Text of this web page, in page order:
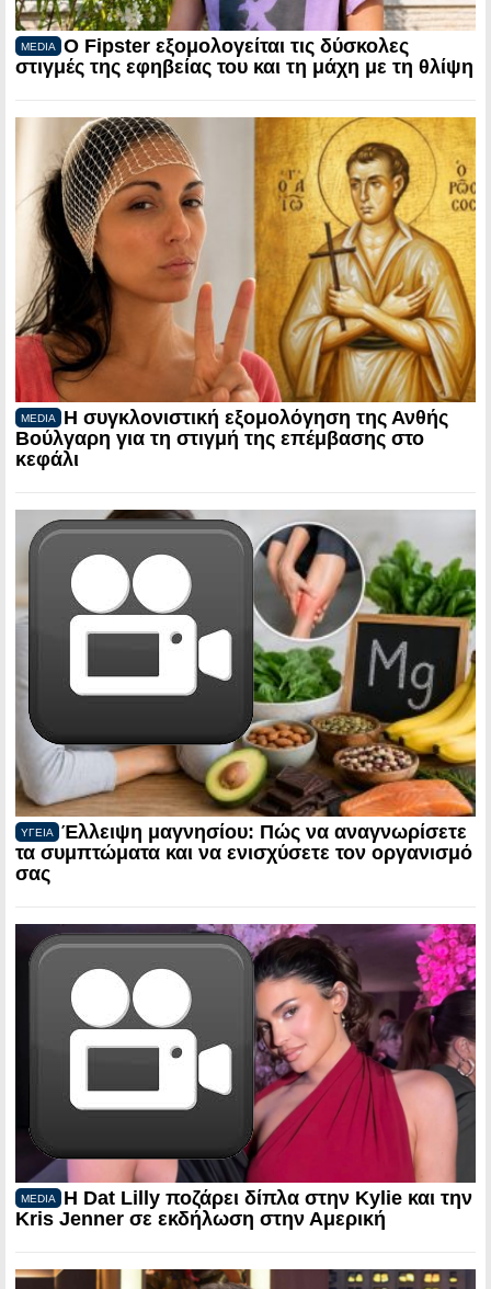
MEDIA
Ο Fipster εξομολογείται τις δύσκολες
στιγμές της εφηβείας του και τη μάχη με τη θλίψη
MEDIA
Η συγκλονιστική εξομολόγηση της Ανθής
Βούλγαρη για τη στιγμή της επέμβασης στο
κεφάλι
ΥΓΕΙΑ
Έλλειψη μαγνησίου: Πώς να αναγνωρίσετε
τα συμπτώματα και να ενισχύσετε τον οργανισμό
σας
MEDIA
Η Dat Lilly ποζάρει δίπλα στην Kylie και την
Kris Jenner σε εκδήλωση στην Αμερική